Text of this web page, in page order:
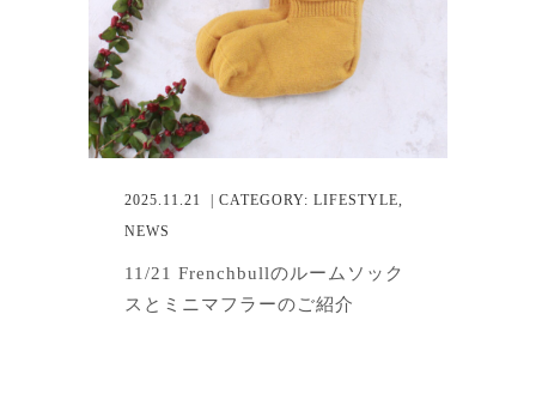
2025.11.21 | CATEGORY: LIFESTYLE,
NEWS
11/21 Frenchbullのルームソック
スとミニマフラーのご紹介